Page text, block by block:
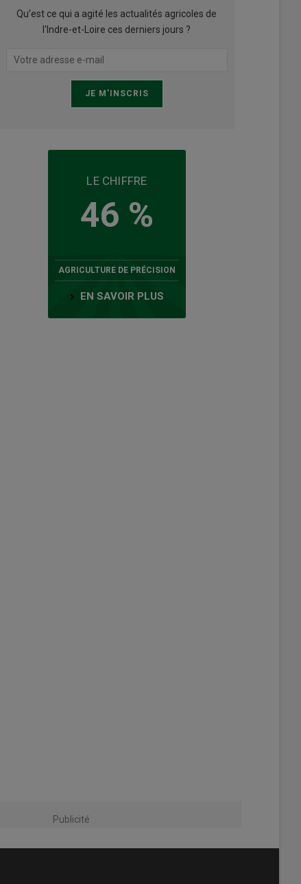
Qu’est ce qui a agité les actualités agricoles de
l'Indre-et-Loire ces derniers jours ?
LE CHIFFRE
46 %
AGRICULTURE DE PRÉCISION
EN SAVOIR PLUS
Publicité